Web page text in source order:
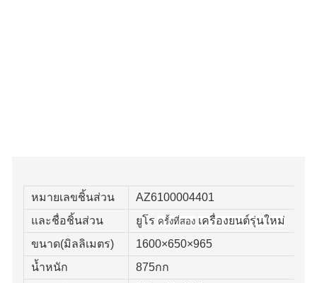
หมายเลขชิ้นส่วน
AZ6100004401
และชื่อชิ้นส่วน
ยูโร ครั้งที่สอง เครื่องยนต์รุ่นใหม่
ขนาด(มิลลิเมตร)
1600×650×965
น้ำหนัก
875กก